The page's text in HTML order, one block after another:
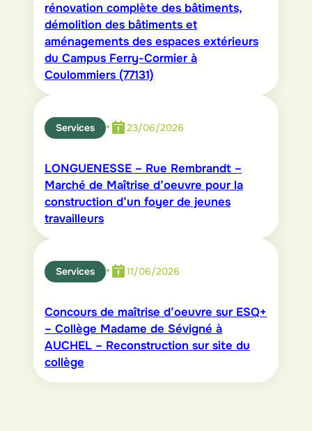
rénovation complète des bâtiments,
démolition des bâtiments et
aménagements des espaces extérieurs
du Campus Ferry-Cormier à
Coulommiers (77131)
Services • 23/06/2026
LONGUENESSE – Rue Rembrandt –
Marché de Maîtrise d’oeuvre pour la
construction d’un foyer de jeunes
travailleurs
Services • 11/06/2026
Concours de maîtrise d’oeuvre sur ESQ+
– Collège Madame de Sévigné à
AUCHEL – Reconstruction sur site du
collège